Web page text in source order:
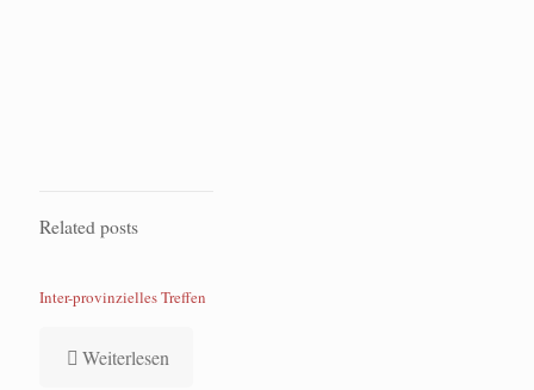
Related posts
Inter-provinzielles Treffen
Weiterlesen